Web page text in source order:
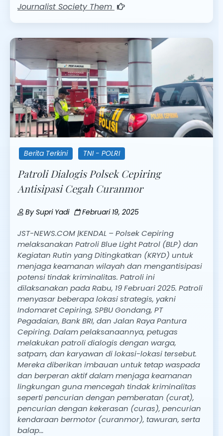
Journalist Society Them
Berita Terkini TNI - POLRI
Patroli Dialogis Polsek Cepiring
Antisipasi Cegah Curanmor
BySupri Yadi Februari 19, 2025
JST-NEWS.COM |KENDAL – Polsek Cepiring
melaksanakan Patroli Blue Light Patrol (BLP) dan
Kegiatan Rutin yang Ditingkatkan (KRYD) untuk
menjaga keamanan wilayah dan mengantisipasi
potensi tindak kriminalitas. Patroli ini
dilaksanakan pada Rabu, 19 Februari 2025. Patroli
menyasar beberapa lokasi strategis, yakni
Indomaret Cepiring, SPBU Gondang, PT
Pegadaian, Bank BRI, dan Jalan Raya Pantura
Cepiring. Dalam pelaksanaannya, petugas
melakukan patroli dialogis dengan warga,
satpam, dan karyawan di lokasi-lokasi tersebut.
Mereka diberikan imbauan untuk tetap waspada
dan berperan aktif dalam menjaga keamanan
lingkungan guna mencegah tindak kriminalitas
seperti pencurian dengan pemberatan (curat),
pencurian dengan kekerasan (curas), pencurian
kendaraan bermotor (curanmor), tawuran, serta
balap…